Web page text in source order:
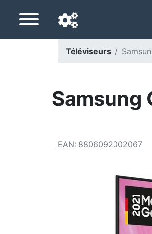
Pays de livraison
Téléviseurs
Samsung
EAN: 8806092002067